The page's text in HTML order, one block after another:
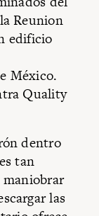
Reunion
edificio
México.
Quality
dentro
tan
maniobrar
las